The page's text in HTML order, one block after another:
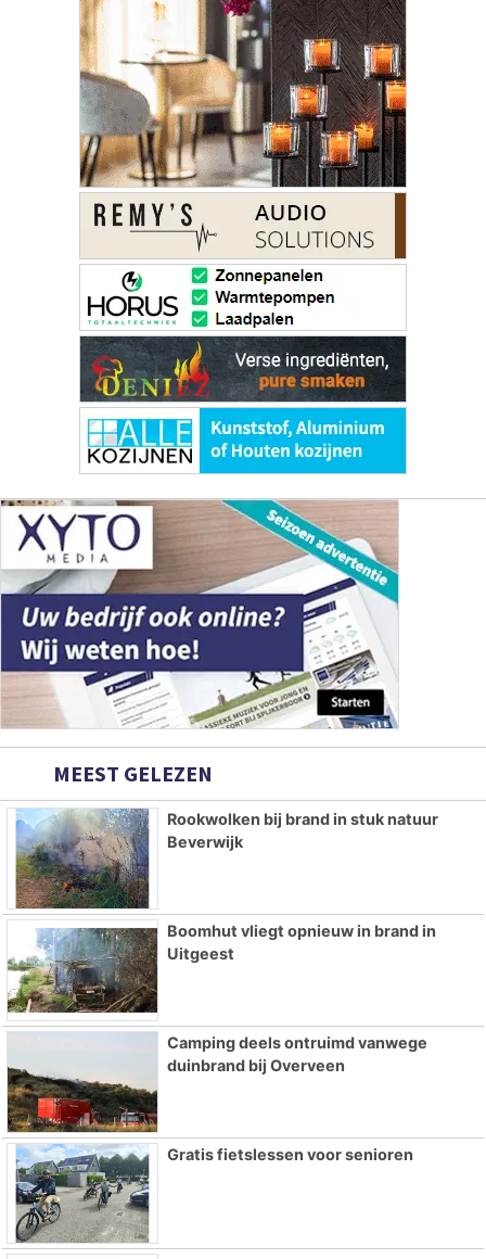
MEEST GELEZEN
Rookwolken bij brand in stuk natuur
Beverwijk
Boomhut vliegt opnieuw in brand in
Uitgeest
Camping deels ontruimd vanwege
duinbrand bij Overveen
Gratis fietslessen voor senioren